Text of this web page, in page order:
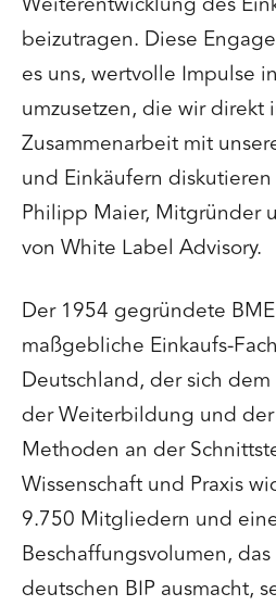
beizutragen. Diese
es uns, wertvolle Impulse
umzusetzen, die wir direkt
Zusammenarbeit mit
und Einkäufern
Philipp Maier, Mitgründer
von White Label Advisory.
Der 1954 gegründete
maßgebliche Einkaufs-
Deutschland, der sich dem
der Weiterbildung und
Methoden an der
Wissenschaft und Praxis
9.750 Mitgliedern und
Beschaffungsvolumen,
deutschen BIP ausmacht,